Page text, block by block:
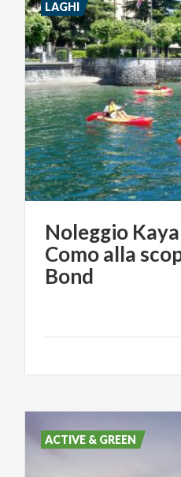
Noleggio
Como alla
Bond
LAGHI
ACTIVE & GREEN